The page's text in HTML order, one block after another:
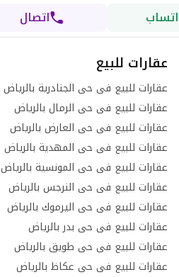
اتصال
عقارات للبيع
عقارات للبيع فى حى الجنادرية بالرياض
عقارات للبيع فى حى الرمال بالرياض
عقارات للبيع فى حى العارض بالرياض
عقارات للبيع فى حى المهدية بالرياض
عقارات للبيع فى حى المونسية بالرياض
عقارات للبيع فى حى النرجس بالرياض
عقارات للبيع فى حى اليرموك بالرياض
عقارات للبيع فى حى بدر بالرياض
عقارات للبيع فى حى طويق بالرياض
عقارات للبيع فى حى عكاظ بالرياض